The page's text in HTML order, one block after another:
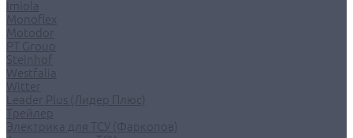
Imiola
Monoflex
Motodor
PT Group
Steinhof
Westfalia
Witter
Leader Plus (Лидер Плюс)
Трейлер
Электрика для ТСУ (Фаркопов)